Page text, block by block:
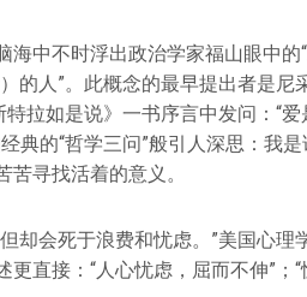
海中不时浮出政治学家福山眼中的
的人”。此概念的最早提出者是
特拉如是说》一书序言中发问：“
典的“哲学三问”般引人深思：我
寻找活着的意义。
却会死于浪费和忧虑。”美国心理
直接：“人心忧虑，屈而不伸”；